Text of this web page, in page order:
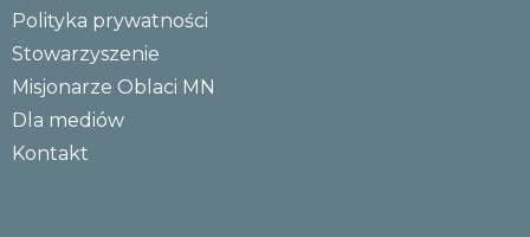
Polityka prywatności
Stowarzyszenie
Misjonarze Oblaci MN
Dla mediów
Kontakt